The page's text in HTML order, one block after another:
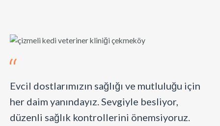
Evcil dostlarımızın sağlığı ve mutluluğu için
her daim yanındayız. Sevgiyle besliyor,
düzenli sağlık kontrollerini önemsiyoruz.